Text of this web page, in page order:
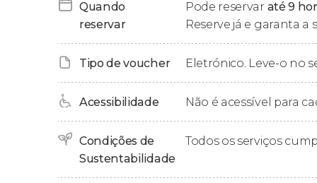
cotidiana dos antigos romanos visitando
apreciar objetos originais da época. Muito
uma antiga taberna que ainda conserva os
Terminaremos o tour de Ostia Antica no
voltaremos à estação ferroviária de Ostia
Importante
Quando
reservar
Pode reservar até 9
Reserve já e garanta a
Tipo de voucher Eletrónico. Leve-o no
Acessibilidade Não é acessível para
Condições de
Sustentabilidade
Todos os serviços